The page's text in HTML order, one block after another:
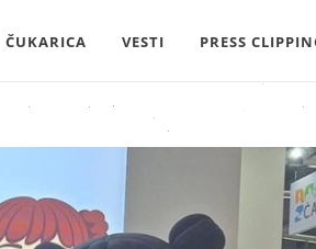
ČUKARICA VESTI PRESS